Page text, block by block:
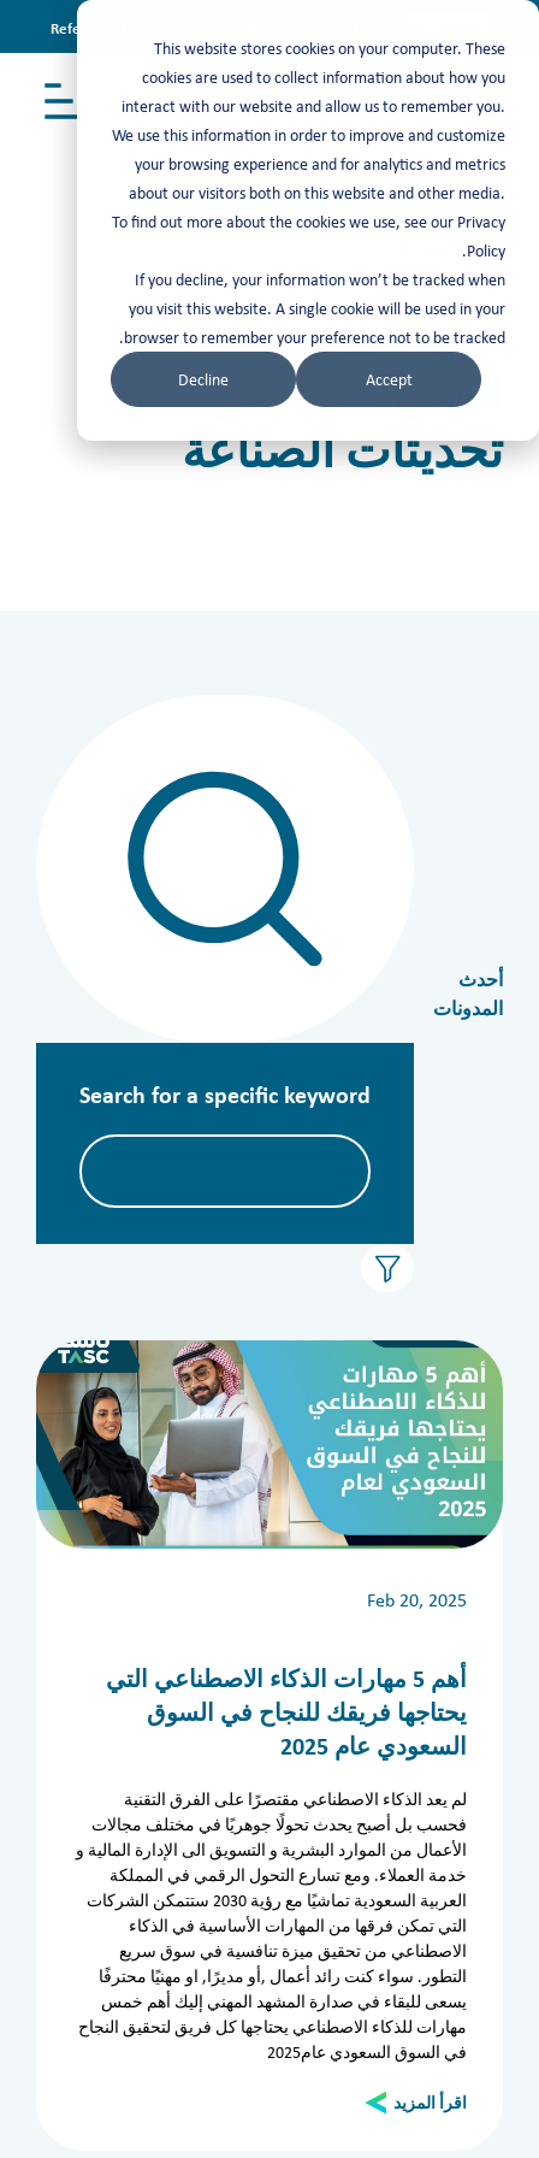
This website stores cookies on your computer. These
cookies are used to collect information about how you
interact with our website and allow us to remember you.
We use this information in order to improve and customize
your browsing experience and for analytics and metrics
about our visitors both on this website and other media.
To find out more about the cookies we use, see our Privacy
Policy.
If you decline, your information won’t be tracked when
you visit this website. A single cookie will be used in your
browser to remember your preference not to be tracked.
Accept
Decline
Refer & earn with the new TASC Referral Program
أحدث المدونات
ابق على
اطلاع على آخر
تحديثات الصناعة
أحدث
المدونات
Search for a specific keyword
الأرشيف
الأقسام
المدراء المملكة العربية السعودية
Feb 20, 2025
أهم 5 مهارات الذكاء الاصطناعي التي
يحتاجها فريقك للنجاح في السوق
السعودي عام 2025
لم يعد الذكاء الاصطناعي مقتصرًا على الفرق التقنية
فحسب بل أصبح يحدث تحولًا جوهريًا في مختلف مجالات
الأعمال من الموارد البشرية و التسويق الى الإدارة المالية و
خدمة العملاء. ومع تسارع التحول الرقمي في المملكة
العربية السعودية تماشيًا مع رؤية 2030 ستتمكن الشركات
التي تمكن فرقها من المهارات الأساسية في الذكاء
الاصطناعي من تحقيق ميزة تنافسية في سوق سريع
التطور. سواء كنت رائد أعمال ,أو مديرًا, او مهنيًا محترفًا
يسعى للبقاء في صدارة المشهد المهني إليك أهم خمس
مهارات للذكاء الاصطناعي يحتاجها كل فريق لتحقيق النجاح
في السوق السعودي عام2025
اقرأ المزيد